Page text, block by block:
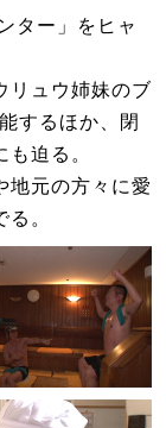
ター」をヒャ
リュウ姉妹のブ
するほか、閉
迫る。
地元の方々に愛
。